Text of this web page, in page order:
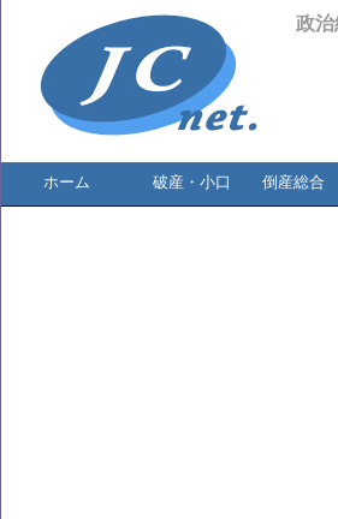
政
ホーム 破産・小口 倒産総合